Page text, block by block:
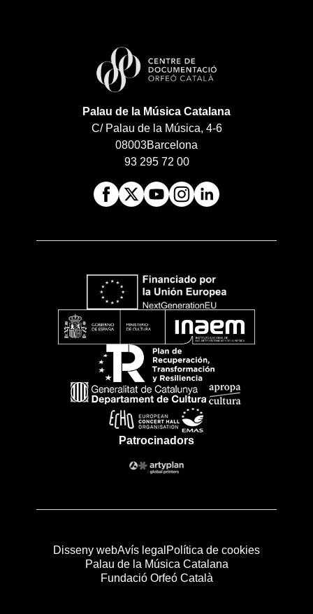
Palau de la Música Catalana
C/ Palau de la Música, 4-6
08003Barcelona
93 295 72 00
Patrocinadors
Disseny webAvís legal Política de cookies
Palau de la Música Catalana
Fundació Orfeó Català